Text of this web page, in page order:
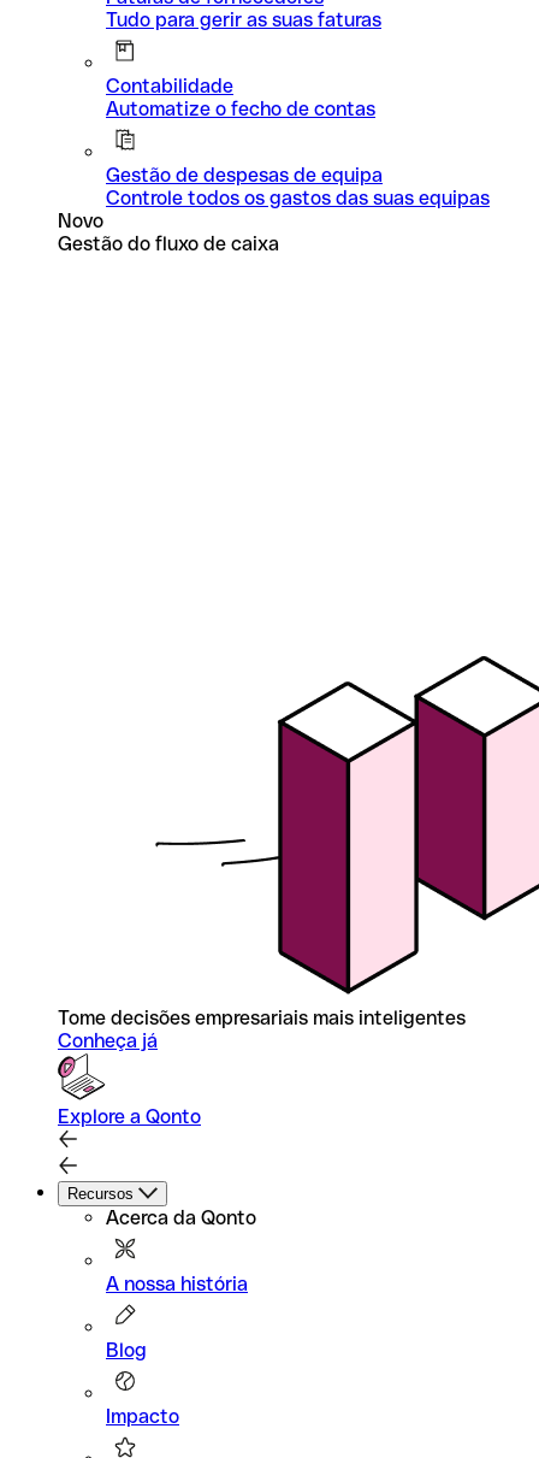
Tudo para gerir as suas faturas
Contabilidade
Automatize o fecho de contas
Gestão de despesas de equipa
Controle todos os gastos das suas equipas
Novo
Gestão do fluxo de caixa
Tome decisões empresariais mais inteligentes
Conheça já
Explore a Qonto
Recursos
Acerca da Qonto
A nossa história
Blog
Impacto